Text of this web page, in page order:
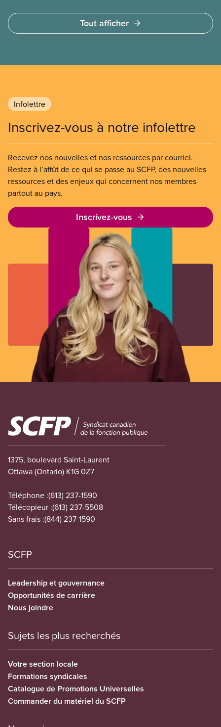
travailleuses et travailleurs étrangers temporaires,
les permis d’études et les permis de
Tout afficher
Infolettre
Inscrivez-vous à notre infolettre
Recevez nos nouvelles et nos ressources par courriel.
Restez à l’affût de ce qui se passe au SCFP, des nouvelles
ressources et des enjeux qui concernent nos membres
partout au pays.
Inscrivez-vous
Image
1375, boulevard Saint-Laurent
Ottawa (Ontario) K1G 0Z7
Téléphone :(613) 237-1590
Télécopieur :(613) 237-5508
Sans frais :(844) 237-1590
SCFP
Leadership et gouvernance
Opportunités de carrière
Nous joindre
Sujets les plus recherchés
Votre section locale
Formations syndicales
Catalogue de Promotions Universelles
Commander du matériel du SCFP